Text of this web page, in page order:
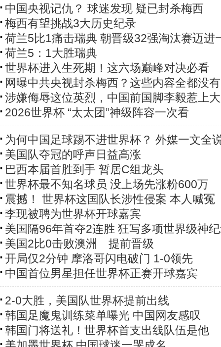
中国央视记仇？ 球迷发现 疑已封杀梅西
梅西有望挑战3大历史纪录
荷兰5比1痛击瑞典 朝晋级32强淘汰赛迈进
荷兰5：1大胜瑞典
世界杯进入生死期！这六场巅峰对决必看
网曝中共央视封杀梅西？这些内容全都没
涉嫌侮辱这位英烈，中国前国脚李毅惹上
2026世界杯 “太太团”神级阵容一次看
为何中国足球踢不进世界杯？ 外媒一文全
美国队夺冠的呼声日益高涨
巴西本届首胜到手 暂居C组龙头
世界杯最不知名球员 没上场先涨粉600万
震撼！ 世界杯这国队长涉性侵案 本人喊冤
李现被聘为世界杯开球嘉宾
美国隔96年首夺2连胜 狂写多项世界级神
美国2比0击败澳洲 提前晋级
开局仅2分钟 摩洛哥闪电破门 1-0领先
中国首位男星担任世界杯正赛开球嘉宾
2-0大胜，美国队世界杯提前出线
韩国足魔鬼训练菜单曝光 中国网友感叹
韩国门将送礼！世界杯首支出线队伍是他